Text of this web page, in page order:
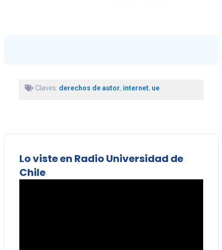
Claves: derechos de autor, internet, ue
Lo viste en Radio Universidad de
Chile